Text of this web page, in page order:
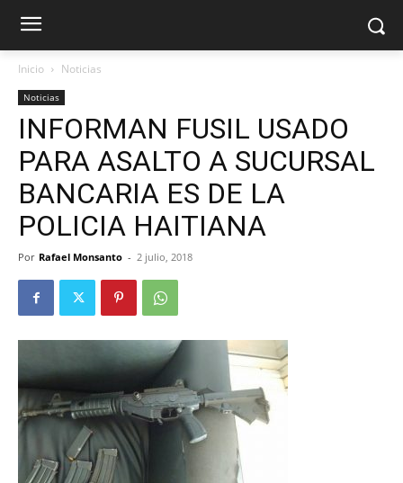
Inicio Noticias
Noticias
INFORMAN FUSIL USADO
PARA ASALTO A SUCURSAL
BANCARIA ES DE LA
POLICIA HAITIANA
Por Rafael Monsanto - 2 julio, 2018